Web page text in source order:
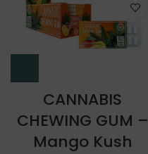
CANNABIS
CHEWING GUM –
Mango Kush